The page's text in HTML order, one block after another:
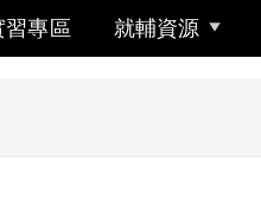
習專區 就輔資源